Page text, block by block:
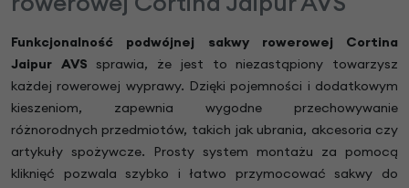
Funkcjonalność podwójnej sakwy rowerowej Cortina
Jaipur AVS sprawia, że jest to niezastąpiony towarzysz
każdej rowerowej wyprawy. Dzięki pojemności i dodatkowym
kieszeniom, zapewnia wygodne przechowywanie
różnorodnych przedmiotów, takich jak ubrania, akcesoria czy
artykuły spożywcze. Prosty system montażu za pomocą
kliknięć pozwala szybko i łatwo przymocować sakwy do